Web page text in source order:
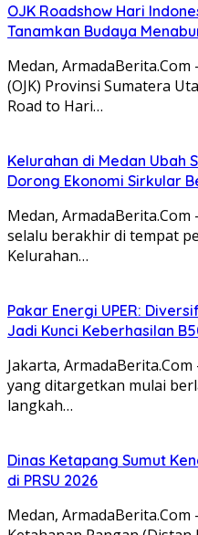
OJK Roadshow Hari
Tanamkan Budaya
Medan, ArmadaBerita.Com
(OJK) Provinsi Sumatera
Road to Hari…
Kelurahan di Medan Ubah
Dorong Ekonomi Sirkular
Medan,
selalu berakhir di tempat
Kelurahan…
Pakar Energi UPER:
Jadi Kunci Keberhasilan
Jakarta,
yang ditargetkan mulai
langkah…
Dinas Ketapang Sumut
di PRSU 2026
Medan,